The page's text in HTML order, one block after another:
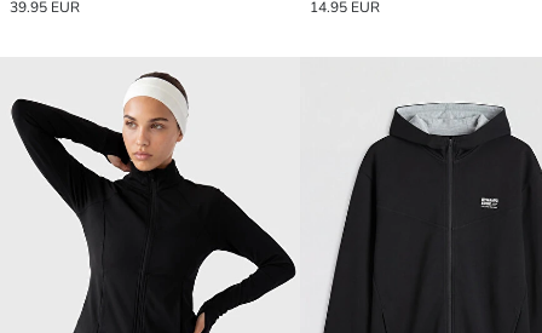
39.95 EUR 14.95 EUR